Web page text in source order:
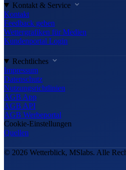
Kontakt & Service
Kontakt
Feedback geben
Wettergrafiken für Medien
Kundenportal Login
Rechtliches
Impressum
Datenschutz
Nutzungsrichtlinien
AGB App
AGB API
AGB Werbeportal
Cookie-Einstellungen
Quellen
© 2026 Wetterblick, MSlabs. Alle